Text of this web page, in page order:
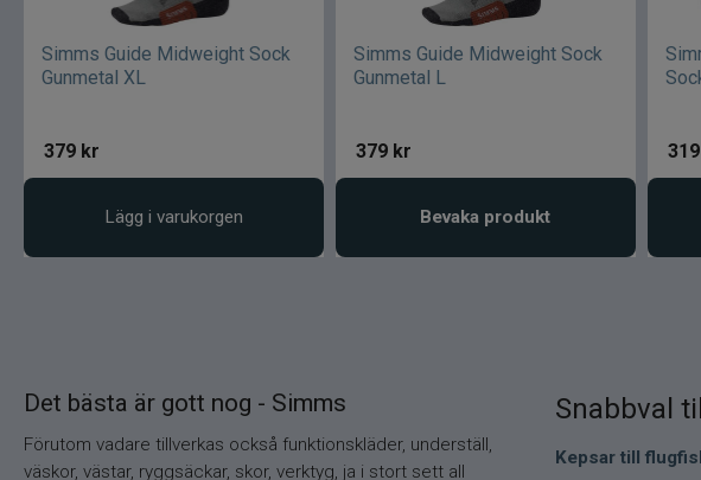
Simms Guide Midweight Sock
Gunmetal XL
379 kr
Lägg i varukorgen
Simms Guide Midweight Sock
Gunmetal L
379 kr
Bevaka produkt
319
Det bästa är gott nog - Simms
Förutom vadare tillverkas också funktionskläder, underställ,
väskor, västar, ryggsäckar, skor, verktyg, ja i stort sett all
Snabbval
Kepsar till